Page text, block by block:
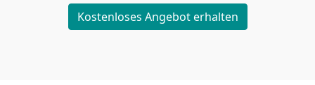
Kostenloses Angebot erhalten